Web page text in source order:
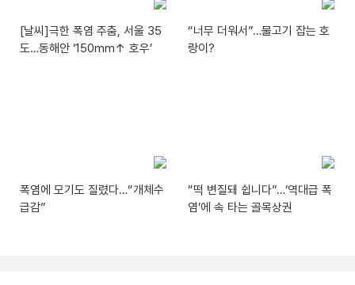
[날씨]극한 폭염 주춤, 서울 35
도…동해안 ‘150mm↑ 호우’
“너무 더워서”…물고기 잡는 호
랑이?
폭염에 모기도 질렸다…“개체수
급감”
“떡 변질돼 쉽니다”…‘역대급 폭
염’에 속 타는 골목상권